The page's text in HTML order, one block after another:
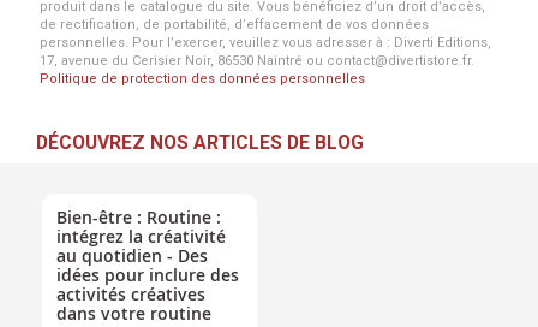
produit dans le catalogue du site. Vous bénéficiez d’un droit d’accès,
de rectification, de portabilité, d’effacement de vos données
personnelles. Pour l’exercer, veuillez vous adresser à : Diverti Editions,
17, avenue du Cerisier Noir, 86530 Naintré ou contact@divertistore.fr.
Politique de protection des données personnelles
DÉCOUVREZ NOS ARTICLES DE BLOG
Bien-être : Routine :
intégrez la créativité
au quotidien - Des
idées pour inclure des
activités créatives
dans votre routine